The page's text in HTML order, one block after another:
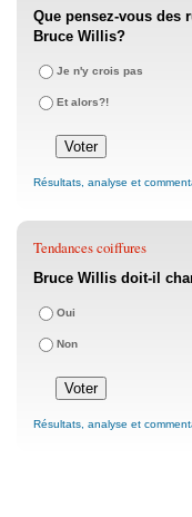
Que pensez-vous des
Bruce Willis?
Je n'y crois pas
Et alors?!
Résultats, analyse et
Tendances coiffures
Bruce Willis doit-il
Oui
Non
Résultats, analyse et